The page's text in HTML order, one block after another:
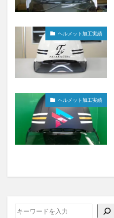
ヘルメット加工実績
ヘルメット加工実績